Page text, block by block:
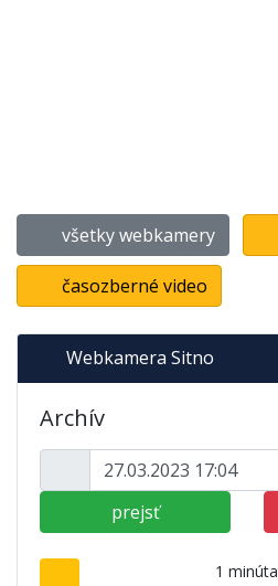
všetky webkamery
časozberné video
Webkamera Sitno
Archív
prejsť
1 minúta